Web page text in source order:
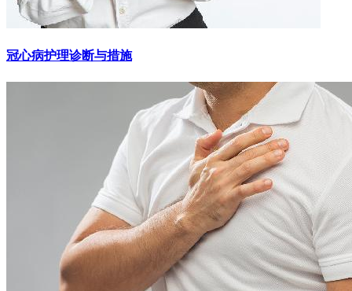
冠心病护理诊断与措施